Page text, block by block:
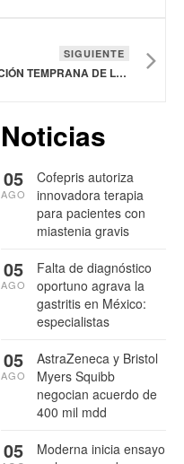
SIGUIENTE
NOVO NORDISK LLAMA A LA DETECCIÓN TEMPRANA DE LA HEMOFILIA
Noticias
Cofepris autoriza
innovadora terapia
para pacientes con
miastenia gravis
05
AGO
Falta de diagnóstico
oportuno agrava la
gastritis en México:
especialistas
05
AGO
AstraZeneca y Bristol
Myers Squibb
negocian acuerdo de
400 mil mdd
05
AGO
Moderna inicia ensayo
05